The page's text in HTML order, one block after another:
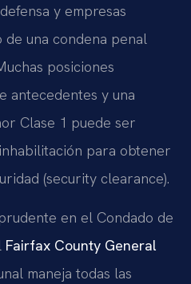
y empresas
una condena penal
posiciones
antecedentes y una
Clase 1 puede ser
para obtener
(security clearance).
en el Condado de
Fairfax County General
maneja todas las